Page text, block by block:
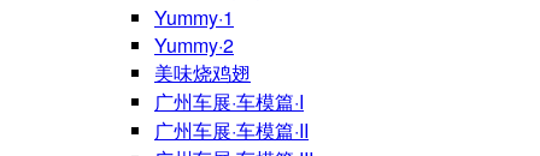
Yummy·1
Yummy·2
美味烧鸡翅
广州车展·车模篇·I
广州车展·车模篇·II